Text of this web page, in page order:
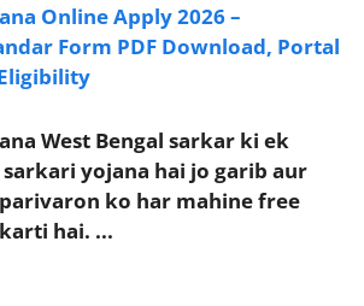
Online Apply 2026 –
Form PDF Download, Portal
West Bengal sarkar ki ek
yojana hai jo garib aur
ko har mahine free
hai. ...